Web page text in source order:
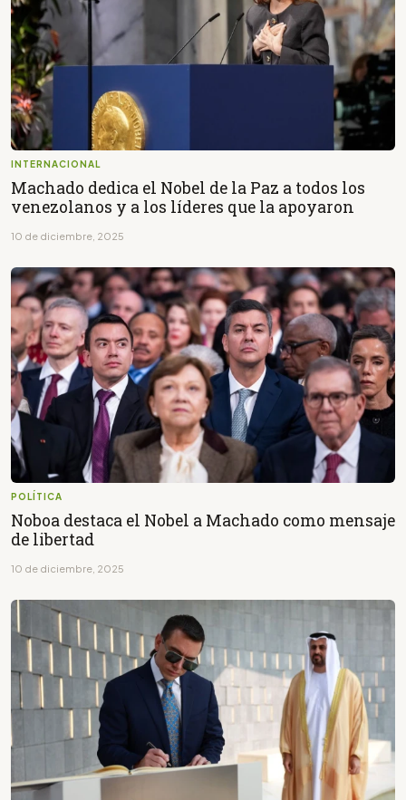
INTERNACIONAL
Machado dedica el Nobel de la Paz a todos los
venezolanos y a los líderes que la apoyaron
10 de diciembre, 2025
POLÍTICA
Noboa destaca el Nobel a Machado como mensaje
de libertad
10 de diciembre, 2025